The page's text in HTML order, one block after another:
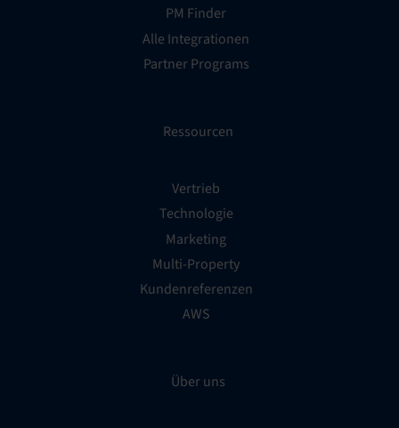
PM Finder
Alle Integrationen
Partner Programs
Ressourcen
Vertrieb
Technologie
Marketing
Multi-Property
Kundenreferenzen
AWS
Über uns